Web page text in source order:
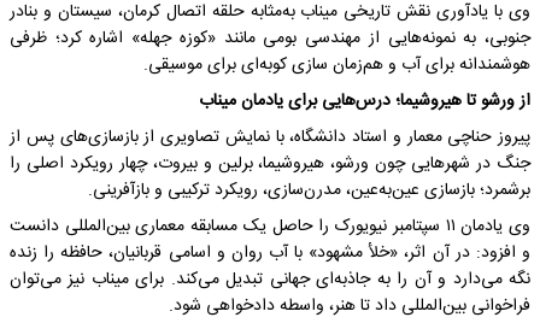
وی با یادآوری نقش تاریخی میناب به‌مثابه حلقه اتصال کرمان، سیستان و بنادر
جنوبی، به نمونه‌هایی از مهندسی بومی مانند «کوزه جهله» اشاره کرد؛ ظرفی
هوشمندانه برای آب و هم‌زمان سازی کوبه‌ای برای موسیقی.
از ورشو تا هیروشیما؛ درس‌هایی برای یادمان میناب
پیروز حناچی معمار و استاد دانشگاه، با نمایش تصاویری از بازسازی‌های پس از
جنگ در شهرهایی چون ورشو، هیروشیما، برلین و بیروت، چهار رویکرد اصلی را
برشمرد؛ بازسازی عین‌به‌عین، مدرن‌سازی، رویکرد ترکیبی و بازآفرینی.
وی یادمان ۱۱ سپتامبر نیویورک را حاصل یک مسابقه معماری بین‌المللی دانست
و افزود: در آن اثر، «خلأ مشهود» با آب روان و اسامی قربانیان، حافظه را زنده
نگه می‌دارد و آن را به جاذبه‌ای جهانی تبدیل می‌کند. برای میناب نیز می‌توان
فراخوانی بین‌المللی داد تا هنر، واسطه دادخواهی شود.